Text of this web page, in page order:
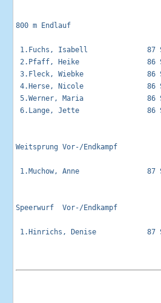
800 m Endlauf
1.Fuchs, Isabell              87
2.Pfaff, Heike                86
3.Fleck, Wiebke               86
4.Herse, Nicole               86
5.Werner, Maria               86
6.Lange, Jette                86
Weitsprung Vor-/Endkampf
1.Muchow, Anne
Speerwurf  Vor-/Endkampf
1.Hinrichs, Denise            87